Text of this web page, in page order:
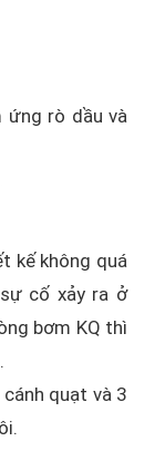
ứng rò dầu và
kế không quá
cố xảy ra ở
bơm KQ thì
quạt và 3